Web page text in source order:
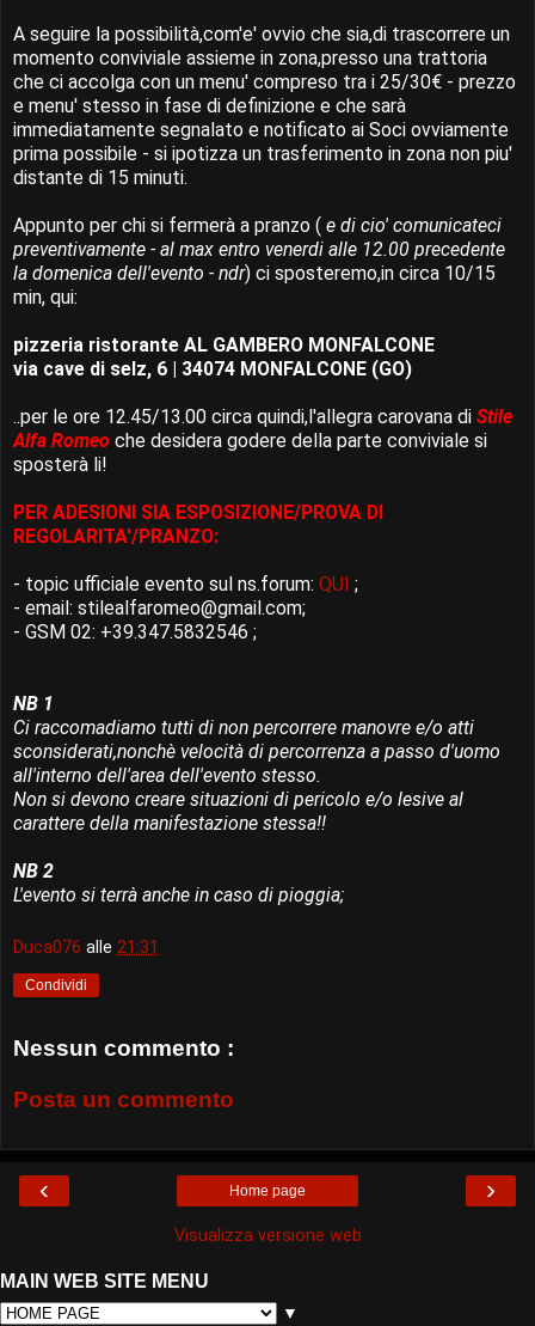
A seguire la possibilità,com'e' ovvio che sia,di trascorrere un
momento conviviale assieme in zona,presso una trattoria
che ci accolga con un menu' compreso tra i 25/30€ - prezzo
e menu' stesso in fase di definizione e che sarà
immediatamente segnalato e notificato ai Soci ovviamente
prima possibile - si ipotizza un trasferimento in zona non piu'
distante di 15 minuti.
Appunto per chi si fermerà a pranzo ( e di cio' comunicateci
preventivamente - al max entro venerdi alle 12.00 precedente
la domenica dell'evento - ndr) ci sposteremo,in circa 10/15
min, qui:
pizzeria ristorante AL GAMBERO MONFALCONE
via cave di selz, 6 | 34074 MONFALCONE (GO)
..per le ore 12.45/13.00 circa quindi,l'allegra carovana di Stile
Alfa Romeo che desidera godere della parte conviviale si
sposterà li!
PER ADESIONI SIA ESPOSIZIONE/PROVA DI
REGOLARITA'/PRANZO:
- topic ufficiale evento sul ns.forum: QUI ;
- email: stilealfaromeo@gmail.com;
- GSM 02: +39.347.5832546 ;
NB 1
Ci raccomadiamo tutti di non percorrere manovre e/o atti
sconsiderati,nonchè velocità di percorrenza a passo d'uomo
all'interno dell'area dell'evento stesso.
Non si devono creare situazioni di pericolo e/o lesive al
carattere della manifestazione stessa!!
NB 2
L'evento si terrà anche in caso di pioggia;
Duca076 alle 21:31
Condividi
Nessun commento :
Posta un commento
‹ ›
Home page
Visualizza versione web
MAIN WEB SITE MENU
▼